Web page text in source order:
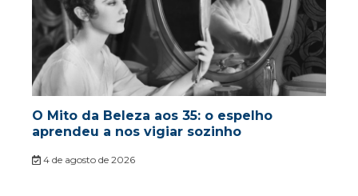
O Mito da Beleza aos 35: o espelho
aprendeu a nos vigiar sozinho
4 de agosto de 2026